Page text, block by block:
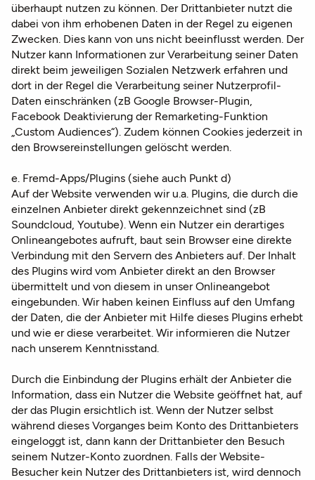
überhaupt nutzen zu können. Der Drittanbieter nutzt die
dabei von ihm erhobenen Daten in der Regel zu eigenen
Zwecken. Dies kann von uns nicht beeinflusst werden. Der
Nutzer kann Informationen zur Verarbeitung seiner Daten
direkt beim jeweiligen Sozialen Netzwerk erfahren und
dort in der Regel die Verarbeitung seiner Nutzerprofil-
Daten einschränken (zB Google Browser-Plugin,
Facebook Deaktivierung der Remarketing-Funktion
„Custom Audiences“). Zudem können Cookies jederzeit in
den Browsereinstellungen gelöscht werden.
e. Fremd-Apps/Plugins (siehe auch Punkt d)
Auf der Website verwenden wir u.a. Plugins, die durch die
einzelnen Anbieter direkt gekennzeichnet sind (zB
Soundcloud, Youtube). Wenn ein Nutzer ein derartiges
Onlineangebotes aufruft, baut sein Browser eine direkte
Verbindung mit den Servern des Anbieters auf. Der Inhalt
des Plugins wird vom Anbieter direkt an den Browser
übermittelt und von diesem in unser Onlineangebot
eingebunden. Wir haben keinen Einfluss auf den Umfang
der Daten, die der Anbieter mit Hilfe dieses Plugins erhebt
und wie er diese verarbeitet. Wir informieren die Nutzer
nach unserem Kenntnisstand.
Durch die Einbindung der Plugins erhält der Anbieter die
Information, dass ein Nutzer die Website geöffnet hat, auf
der das Plugin ersichtlich ist. Wenn der Nutzer selbst
während dieses Vorganges beim Konto des Drittanbieters
eingeloggt ist, dann kann der Drittanbieter den Besuch
seinem Nutzer-Konto zuordnen. Falls der Website-
Besucher kein Nutzer des Drittanbieters ist, wird dennoch